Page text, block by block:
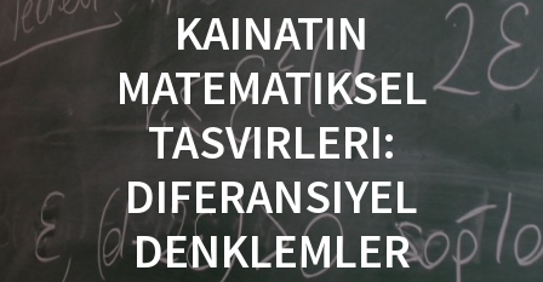
KAINATIN
MATEMATIKSEL
TASVIRLERI:
DIFERANSIYEL
DENKLEMLER